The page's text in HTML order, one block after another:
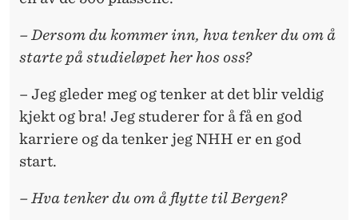
– Dersom du kommer inn, hva tenker du om å
starte på studieløpet her hos oss?
– Jeg gleder meg og tenker at det blir veldig
kjekt og bra! Jeg studerer for å få en god
karriere og da tenker jeg NHH er en god
start.
– Hva tenker du om å flytte til Bergen?